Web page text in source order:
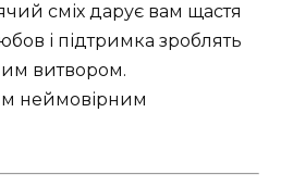
сміх дарує вам щастя
і підтримка зроблять
витвором.
неймовірним